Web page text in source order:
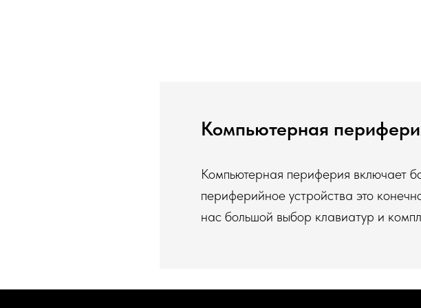
Компьютерная
Компьютерная периферия включает
периферийное устройства это
нас большой выбор клавиатур и